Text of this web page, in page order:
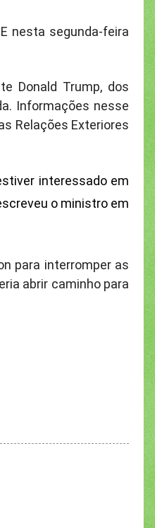
nesta segunda-feira
Donald Trump, dos
Informações nesse
Relações Exteriores
interessado em
o ministro em
para interromper as
abrir caminho para